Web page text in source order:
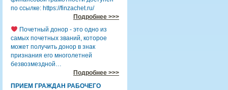
по ссылке: https://finzachet.ru/
Подробнее >>>
Почетный донор - это одно из
самых почетных званий, которое
может получить донор в знак
признания его многолетней
безвозмездной…
Подробнее >>>
ПРИЕМ ГРАЖДАН РАБОЧЕГО